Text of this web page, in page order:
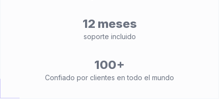
12 meses
soporte incluido
100+
Confiado por clientes en todo el mundo